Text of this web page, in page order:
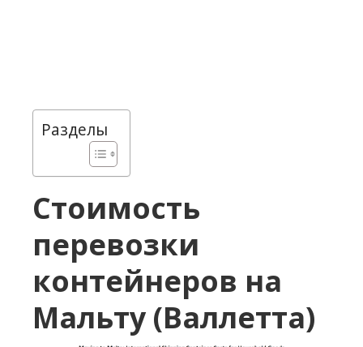
Разделы
Стоимость
перевозки
контейнеров на
Мальту (Валлетта)